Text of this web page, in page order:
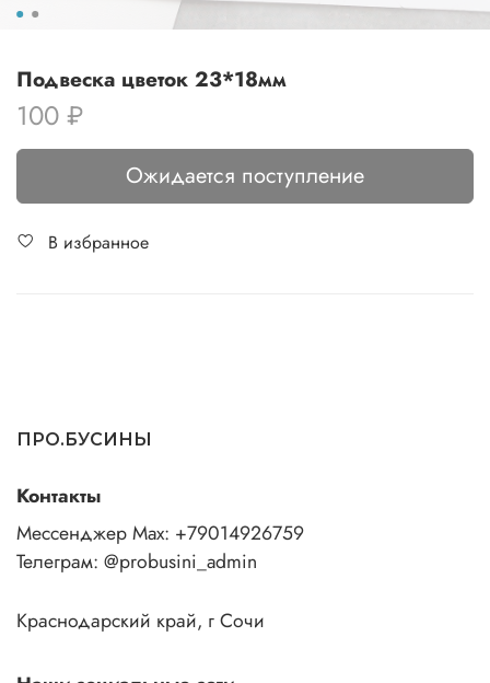
Подвеска цветок 23*18мм
100 ₽
Ожидается поступление
В избранное
ПРО.БУСИНЫ
Контакты
Мессенджер Max: +79014926759
Телеграм: @probusini_admin
Краснодарский край, г Сочи